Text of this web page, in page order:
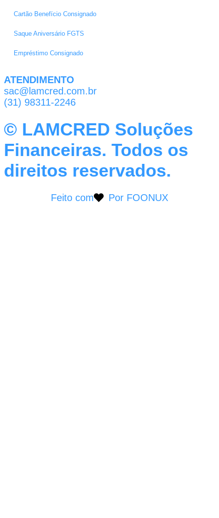
Cartão Benefício Consignado
Saque Aniversário FGTS
Empréstimo Consignado
ATENDIMENTO
sac@lamcred.com.br
(31) 98311-2246
© LAMCRED Soluções
Financeiras. Todos os
direitos reservados.
Feito com Por FOONUX